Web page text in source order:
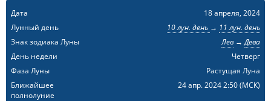
Дата
18 апреля, 2024
Лунный день
10 лун. день → 11 лун. день
Знак зодиака Луны
Лев→Дева
День недели
Четверг
Фаза Луны
Растущая Луна
Ближайшее
полнолуние
24 апр. 2024 2:50(МСК)